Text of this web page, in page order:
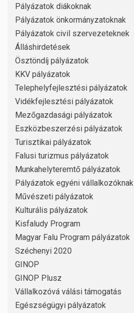
Pályázatok diákoknak
Pályázatok önkormányzatoknak
Pályázatok civil szervezeteknek
Álláshirdetések
Ösztöndíj pályázatok
KKV pályázatok
Telephelyfejlesztési pályázatok
Vidékfejlesztési pályázatok
Mezőgazdasági pályázatok
Eszközbeszerzési pályázatok
Turisztikai pályázatok
Falusi turizmus pályázatok
Munkahelyteremtő pályázatok
Pályázatok egyéni vállalkozóknak
Művészeti pályázatok
Kulturális pályázatok
Kisfaludy Program
Magyar Falu Program pályázatok
Széchenyi 2020
GINOP
GINOP Plusz
Vállalkozóvá válási támogatás
Egészségügyi pályázatok